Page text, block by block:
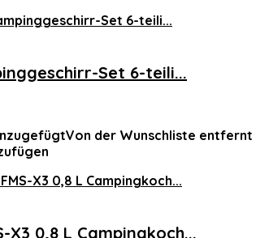
Set 6-teili...
Von der Wunschliste entfernt
X3 0,8 L Campingkoch...